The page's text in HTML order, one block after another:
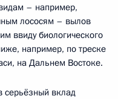
– например,
лососям – вылов
ввиду биологического
например, по треске
на Дальнем Востоке.
серьёзный вклад